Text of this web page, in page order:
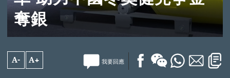
奪銀
A- A+ 我要回應